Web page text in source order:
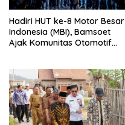
Hadiri HUT ke-8 Motor Besar
Indonesia (MBI), Bamsoet
Ajak Komunitas Otomotif
Derasnya Provokasi Pecah
Belah Bangsa